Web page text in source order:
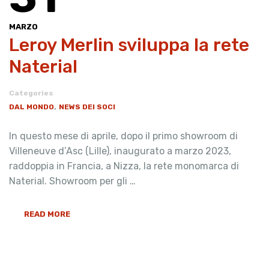
MARZO
Leroy Merlin sviluppa la rete
Naterial
Categories
DAL MONDO, NEWS DEI SOCI
In questo mese di aprile, dopo il primo showroom di
Villeneuve d’Asc (Lille), inaugurato a marzo 2023,
raddoppia in Francia, a Nizza, la rete monomarca di
Naterial. Showroom per gli …
READ MORE